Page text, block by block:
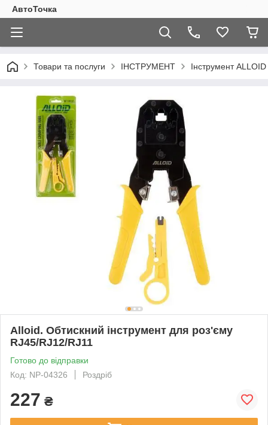
АвтоТочка
Товари та послуги ІНСТРУМЕНТ Інструмент ALLOID
Alloid. Обтискний інструмент для роз'єму
RJ45/RJ12/RJ11
Готово до відправки
Код: NP-04326
Роздріб
227 ₴